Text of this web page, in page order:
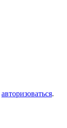
авторизоваться.